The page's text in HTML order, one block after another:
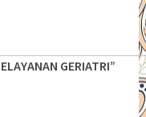
GERIATRI”